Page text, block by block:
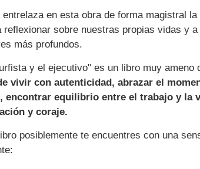
entrelaza en esta obra de forma magistral
reflexionar sobre nuestras propias vidas y
más profundos.
y el ejecutivo" es un libro muy ameno
vivir con autenticidad, abrazar el
encontrar equilibrio entre el trabajo y la
y coraje.
posiblemente te encuentres con una